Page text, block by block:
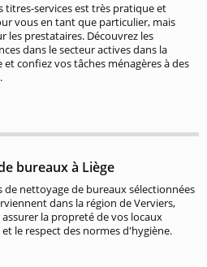
titres-services est très pratique et
vous en tant que particulier, mais
les prestataires. Découvrez les
dans le secteur actives dans la
et confiez vos tâches ménagères à des
bureaux à Liège
de nettoyage de bureaux sélectionnées
dans la région de Verviers,
la propreté de vos locaux
le respect des normes d'hygiène.